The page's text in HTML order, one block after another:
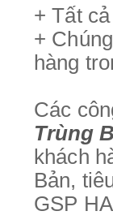
+ Tất
+
hàng
Các
Trùng
khách
Bản,
GSP